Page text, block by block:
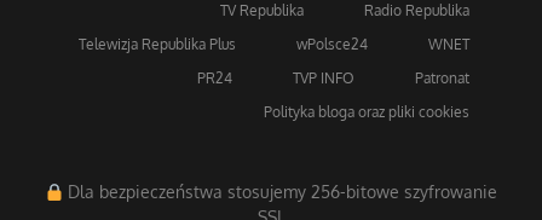
TV Republika
Radio Republika
Telewizja Republika Plus
wPolsce24
WNET
PR24
TVP INFO
Patronat
Polityka bloga oraz pliki cookies
Dla bezpieczeństwa stosujemy 256-bitowe szyfrowanie